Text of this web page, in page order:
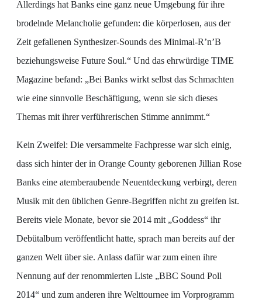
Allerdings hat Banks eine ganz neue Umgebung für ihre
brodelnde Melancholie gefunden: die körperlosen, aus der
Zeit gefallenen Synthesizer-Sounds des Minimal-R’n’B
beziehungsweise Future Soul.“ Und das ehrwürdige TIME
Magazine befand: „Bei Banks wirkt selbst das Schmachten
wie eine sinnvolle Beschäftigung, wenn sie sich dieses
Themas mit ihrer verführerischen Stimme annimmt.“
Kein Zweifel: Die versammelte Fachpresse war sich einig,
dass sich hinter der in Orange County geborenen Jillian Rose
Banks eine atemberaubende Neuentdeckung verbirgt, deren
Musik mit den üblichen Genre-Begriffen nicht zu greifen ist.
Bereits viele Monate, bevor sie 2014 mit „Goddess“ ihr
Debütalbum veröffentlicht hatte, sprach man bereits auf der
ganzen Welt über sie. Anlass dafür war zum einen ihre
Nennung auf der renommierten Liste „BBC Sound Poll
2014“ und zum anderen ihre Welttournee im Vorprogramm